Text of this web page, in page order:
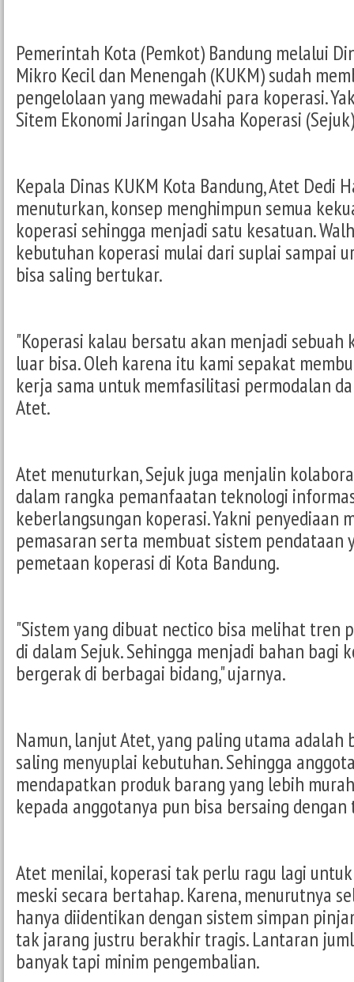
Pemerintah Kota (Pemkot) Bandung melalui
Mikro Kecil dan Menengah (KUKM) sudah
pengelolaan yang mewadahi para koperasi.
Sitem Ekonomi Jaringan Usaha Koperasi
Kepala Dinas KUKM Kota Bandung, Atet Dedi
menuturkan, konsep menghimpun semua
koperasi sehingga menjadi satu kesatuan.
kebutuhan koperasi mulai dari suplai sampai
bisa saling bertukar.
"Koperasi kalau bersatu akan menjadi sebuah
luar bisa. Oleh karena itu kami sepakat
kerja sama untuk memfasilitasi permodalan
Atet.
Atet menuturkan, Sejuk juga menjalin
dalam rangka pemanfaatan teknologi
keberlangsungan koperasi. Yakni penyediaan
pemasaran serta membuat sistem pendataan
pemetaan koperasi di Kota Bandung.
"Sistem yang dibuat nectico bisa melihat tren
di dalam Sejuk. Sehingga menjadi bahan bagi
bergerak di berbagai bidang," ujarnya.
Namun, lanjut Atet, yang paling utama adalah
saling menyuplai kebutuhan. Sehingga
mendapatkan produk barang yang lebih
kepada anggotanya pun bisa bersaing
Atet menilai, koperasi tak perlu ragu lagi
meski secara bertahap. Karena, menurutnya
hanya diidentikan dengan sistem simpan
tak jarang justru berakhir tragis. Lantaran
banyak tapi minim pengembalian.